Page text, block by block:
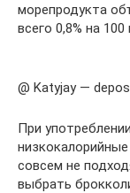
морепродукта
всего 0,8% на
@ Katyjay —
При
совсем не
выбрать